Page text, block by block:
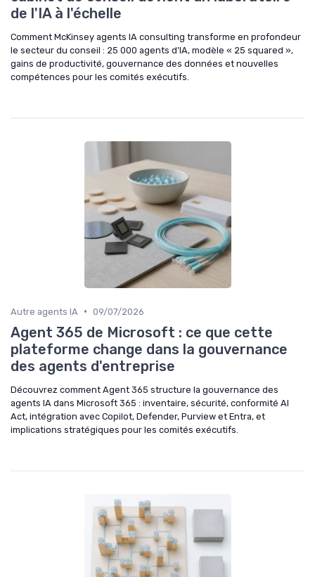
de l'IA à l'échelle
Comment McKinsey agents IA consulting transforme en profondeur
le secteur du conseil : 25 000 agents d’IA, modèle « 25 squared »,
gains de productivité, gouvernance des données et nouvelles
compétences pour les comités exécutifs.
Autre agents IA • 09/07/2026
Agent 365 de Microsoft : ce que cette
plateforme change dans la gouvernance
des agents d'entreprise
Découvrez comment Agent 365 structure la gouvernance des
agents IA dans Microsoft 365 : inventaire, sécurité, conformité AI
Act, intégration avec Copilot, Defender, Purview et Entra, et
implications stratégiques pour les comités exécutifs.